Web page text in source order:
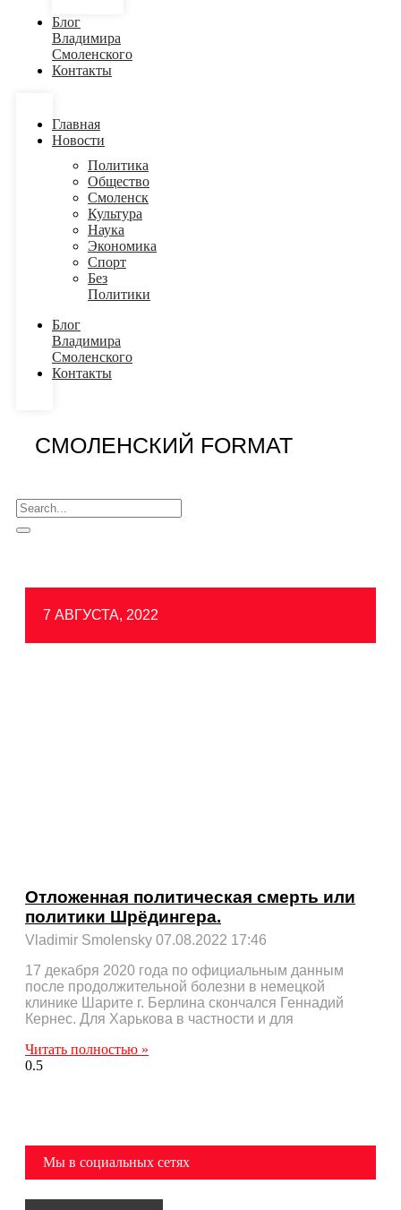
Блог
Владимира
Смоленского
Контакты
Главная
Новости
Политика
Общество
Смоленск
Культура
Наука
Экономика
Спорт
Без
Политики
Блог
Владимира
Смоленского
Контакты
СМОЛЕНСКИЙ FORMAT
7 АВГУСТА, 2022
Отложенная политическая смерть или
политики Шрёдингера.
Vladimir Smolensky 07.08.2022 17:46
17 декабря 2020 года по официальным данным
после продолжительной болезни в немецкой
клинике Шарите г. Берлина скончался Геннадий
Кернес. Для Харькова в частности и для
Читать полностью »
Мы в социальных сетях